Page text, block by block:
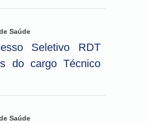
Saúde
Seletivo RDT
do cargo Técnico
Saúde